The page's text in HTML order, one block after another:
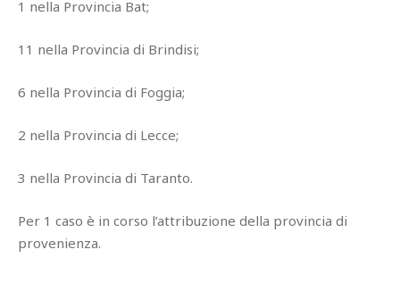
1 nella Provincia Bat;
11 nella Provincia di Brindisi;
6 nella Provincia di Foggia;
2 nella Provincia di Lecce;
3 nella Provincia di Taranto.
Per 1 caso è in corso l’attribuzione della provincia di
provenienza.